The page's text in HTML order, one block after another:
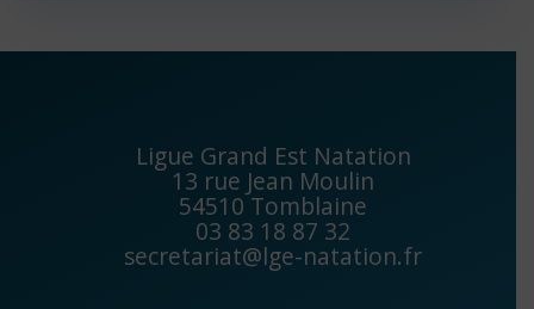
Ligue Grand Est Natation
13 rue Jean Moulin
54510 Tomblaine
03 83 18 87 32
secretariat@lge-natation.fr